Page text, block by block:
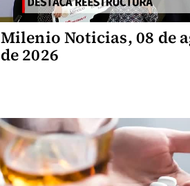
Milenio Noticias, 08 de
de 2026